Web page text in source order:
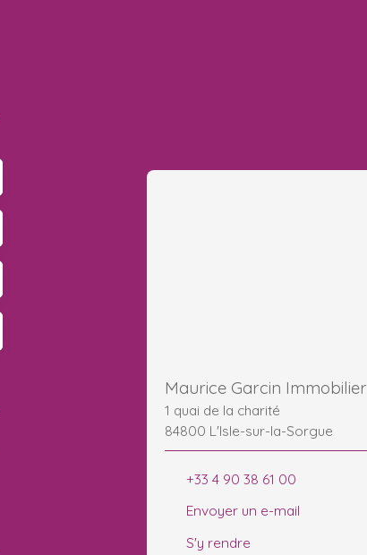
Maurice Garcin Immobilier
1 quai de la charité
84800 L'Isle-sur-la-Sorgue
+33 4 90 38 61 00
Envoyer un e-mail
S'y rendre